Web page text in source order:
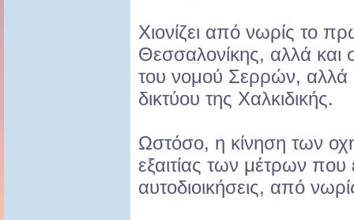
Χιονίζει από νωρίς το
Θεσσαλονίκης, αλλά και
του νομού Σερρών, αλλά
δικτύου της Χαλκιδικής.
Ωστόσο, η κίνηση των
εξαιτίας των μέτρων που
αυτοδιοικήσεις, από